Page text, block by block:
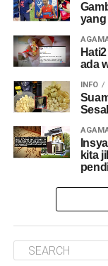
yang
ada
INFO
kita